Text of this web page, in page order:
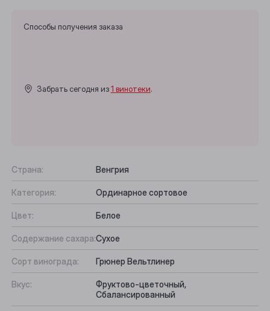
Способы получения заказа
Забрать сегодня из 1 винотеки.
Страна: Венгрия
Категория: Ординарное сортовое
Цвет: Белое
Содержание сахара:Сухое
Сорт винограда: Грюнер Вельтлинер
Вкус:
Фруктово-цветочный,
Сбалансированный
Выберите ваш город
Анжеро-Судженск
Барнаул